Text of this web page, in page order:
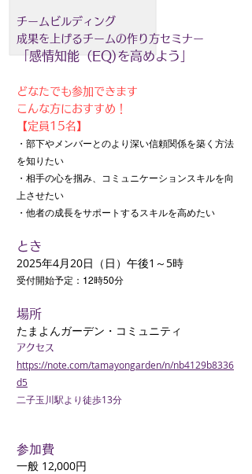
チームビルディング
成果を上げるチームの作り方セミナー
「​感情知能（EQ)を高めよう」
​どなたでも参加できます
こんな方におすすめ！
​【定員15名】
・部下やメンバーとのより深い信頼関係を築く方法
を知りたい
・相手の心を掴み、コミュニケーションスキルを向
上させたい
・他者の成長をサポートするスキルを高めたい
とき
2025年4月20日（日）午後1～5時
受付開始予定：12時50分
場所
たまよんガーデン・コミュニティ
アクセス
https://note.com/tamayongarden/n/nb4129b8336
d5
二子玉川駅より徒歩13分
参加費
一般 12,000円